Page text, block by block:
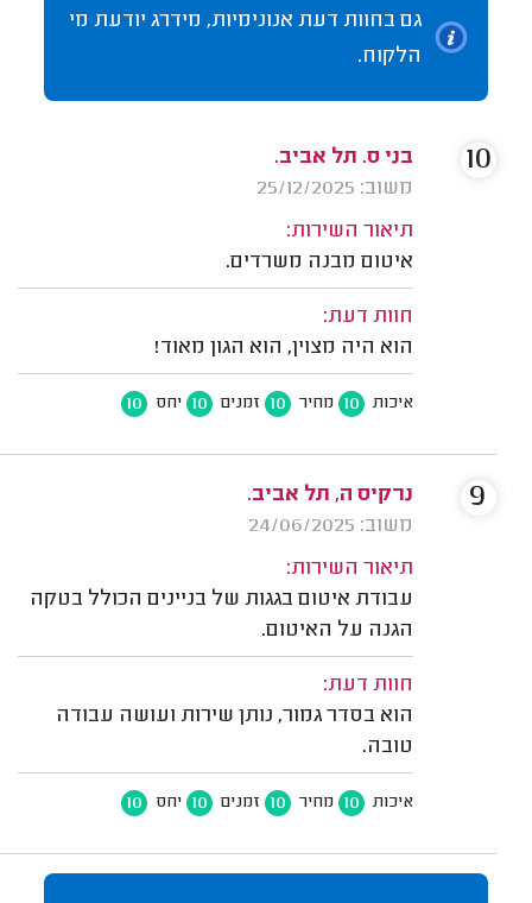
גם בחוות דעת אנונימיות, מידרג יודעת מי
הלקוח.
בני ס. תל אביב.
משוב: 25/12/2025
תיאור השירות:
איטום מבנה משרדים.
חוות דעת:
הוא היה מצוין, הוא הגון מאוד!
איכות 10 מחיר 10 זמנים 10 יחס 10
10
נרקיס ה, תל אביב.
משוב: 24/06/2025
תיאור השירות:
עבודת איטום בגגות של בניינים הכולל בטקה
הגנה על האיטום.
חוות דעת:
הוא בסדר גמור, נותן שירות ועושה עבודה
טובה.
איכות 10 מחיר 10 זמנים 10 יחס 10
9